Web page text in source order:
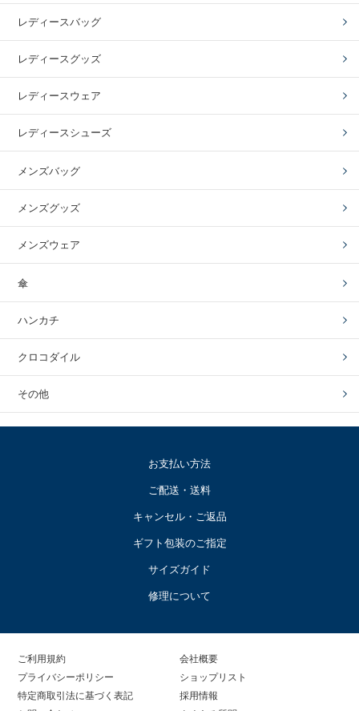
レディースバッグ
レディースグッズ
レディースウェア
レディースシューズ
メンズバッグ
メンズグッズ
メンズウェア
傘
ハンカチ
クロコダイル
その他
お支払い方法
ご配送・送料
キャンセル・ご返品
ギフト包装のご指定
サイズガイド
修理について
ご利用規約
プライバシーポリシー
特定商取引法に基づく表記
会社概要
ショップリスト
採用情報